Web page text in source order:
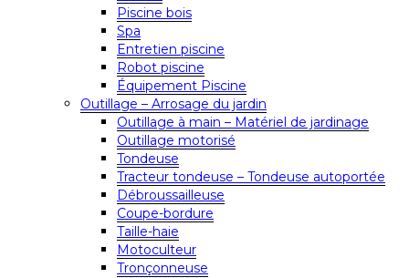
Piscine bois
Spa
Entretien piscine
Robot piscine
Équipement Piscine
Outillage – Arrosage du jardin
Outillage à main – Matériel de jardinage
Outillage motorisé
Tondeuse
Tracteur tondeuse – Tondeuse autoportée
Débroussailleuse
Coupe-bordure
Taille-haie
Motoculteur
Tronçonneuse